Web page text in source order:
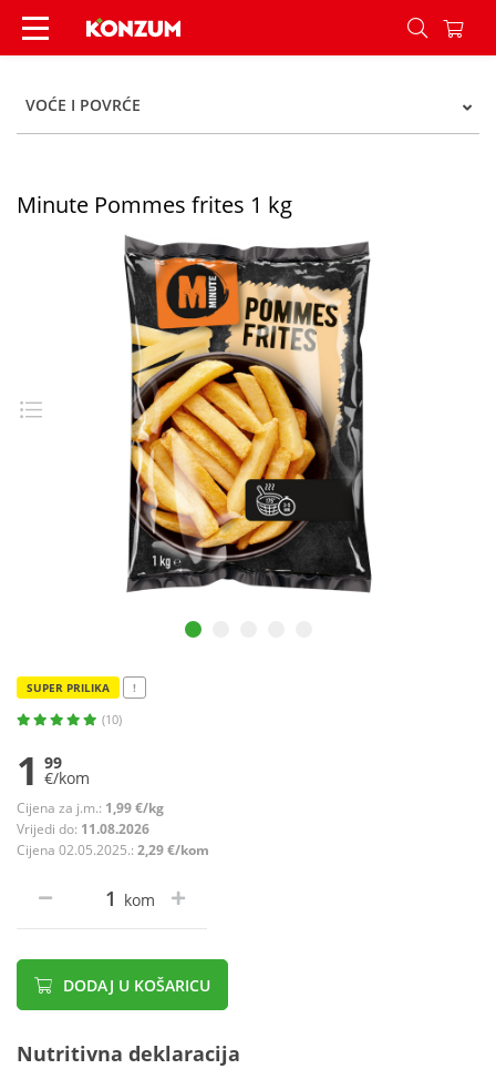
Minute Pommes frites 1 kg - Konzum
VOĆE I POVRĆE
Minute Pommes frites 1 kg
SUPER PRILIKA !
(10)
1 99
€/kom
Cijena za j.m.: 1,99 €/kg
Vrijedi do: 11.08.2026
Cijena 02.05.2025.: 2,29 €/kom
kom
DODAJ U KOŠARICU
Nutritivna deklaracija